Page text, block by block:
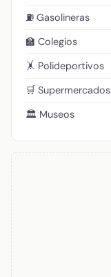
⛽ Gasolineras
🏫 Colegios
🤸 Polideportivos
🛒 Supermercados
🏛️ Museos